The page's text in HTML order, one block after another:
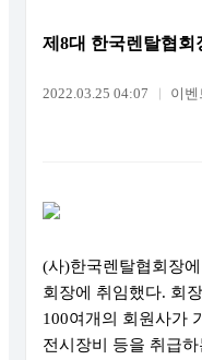
제8대 한국렌탈협회
2022.03.25 04:07 이벤
(사)한국렌탈협회장
회장에 취임했다. 회
100여개의 회원사가
전시장비 등을 취급